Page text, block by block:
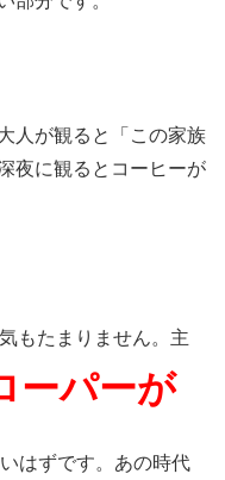
人が観ると「この家族
夜に観るとコーヒーが
もたまりません。主
ーパーが
はずです。あの時代